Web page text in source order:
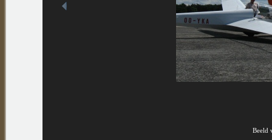
Beeld